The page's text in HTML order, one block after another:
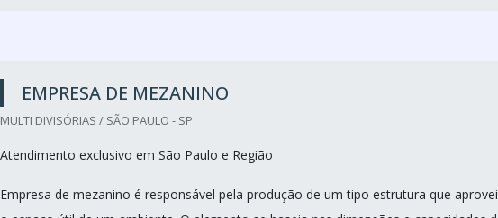
EMPRESA DE MEZANINO
MULTI DIVISÓRIAS / SÃO PAULO - SP
Atendimento exclusivo em São Paulo e Região
Empresa de mezanino é responsável pela produção de um tipo estrutura que